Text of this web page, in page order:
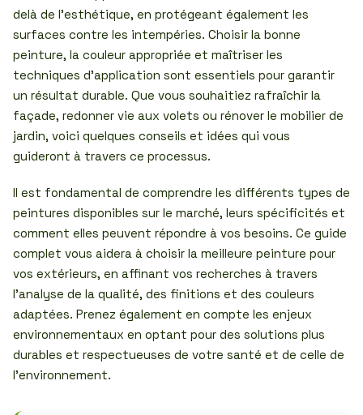
delà de l’esthétique, en protégeant également les
surfaces contre les intempéries. Choisir la bonne
peinture, la couleur appropriée et maîtriser les
techniques d’application sont essentiels pour garantir
un résultat durable. Que vous souhaitiez rafraîchir la
façade, redonner vie aux volets ou rénover le mobilier de
jardin, voici quelques conseils et idées qui vous
guideront à travers ce processus.
Il est fondamental de comprendre les différents types de
peintures disponibles sur le marché, leurs spécificités et
comment elles peuvent répondre à vos besoins. Ce guide
complet vous aidera à choisir la meilleure peinture pour
vos extérieurs, en affinant vos recherches à travers
l’analyse de la qualité, des finitions et des couleurs
adaptées. Prenez également en compte les enjeux
environnementaux en optant pour des solutions plus
durables et respectueuses de votre santé et de celle de
l’environnement.